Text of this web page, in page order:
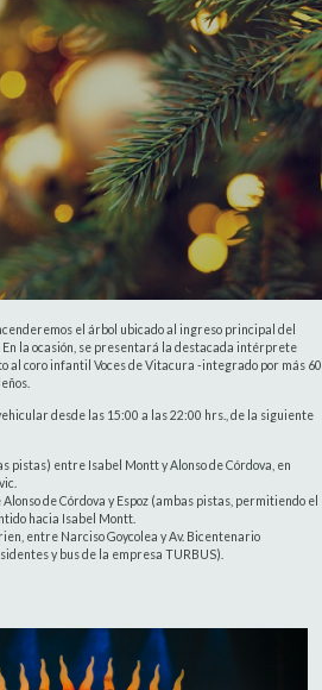
el árbol ubicado al ingreso principal del
la ocasión, se presentará la destacada intérprete
al coro infantil Voces de Vitacura -integrado por más 60
desde las 15:00 a las 22:00 hrs., de la siguiente
pistas) entre Isabel Montt y Alonso de Córdova, en
de Córdova y Espoz (ambas pistas, permitiendo el
hacia Isabel Montt.
entre Narciso Goycolea y Av. Bicentenario
y bus de la empresa TURBUS).